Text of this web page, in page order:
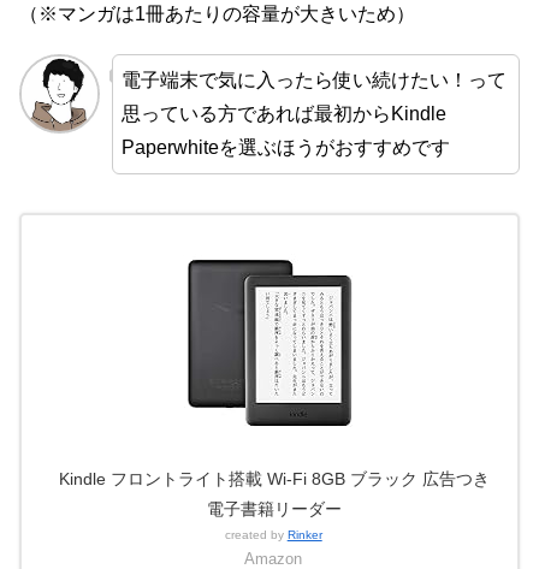
（※マンガは1冊あたりの容量が大きいため）
電子端末で気に入ったら使い続けたい！って
思っている方であれば最初からKindle
Paperwhiteを選ぶほうがおすすめです
Kindle フロントライト搭載 Wi-Fi 8GB ブラック 広告つき
電子書籍リーダー
created by Rinker
Amazon